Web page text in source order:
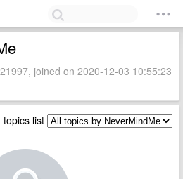
joined on 2020-12-03 10:55:23
topics list